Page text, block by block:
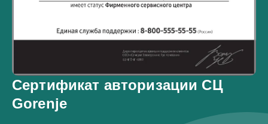
Сертификат авторизации СЦ
Gorenje